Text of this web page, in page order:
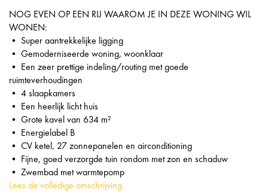
NOG EVEN OP EEN RIJ WAAROM JE IN DEZE WONING WIL
WONEN:
• Super aantrekkelijke ligging
• Gemoderniseerde woning, woonklaar
• Een zeer prettige indeling/routing met goede
ruimteverhoudingen
• 4 slaapkamers
• Een heerlijk licht huis
• Grote kavel van 634 m²
• Energielabel B
• CV ketel, 27 zonnepanelen en airconditioning
• Fijne, goed verzorgde tuin rondom met zon en schaduw
• Zwembad met warmtepomp
Lees de volledige omschrijving